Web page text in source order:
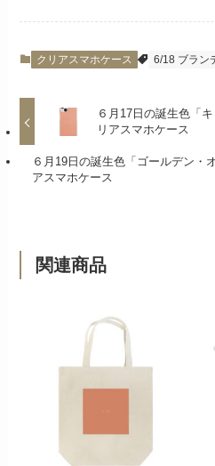
クリアスマホケース 6/18 ブラン
６月17日の誕生色「
リアスマホケース
６月19日の誕生色「ゴールデン・
アスマホケース
関連商品